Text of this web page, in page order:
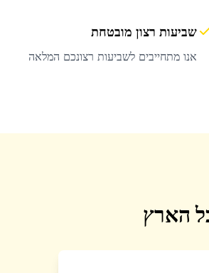
שביעות רצון מובטחת
אנו מתחייבים לשביעות רצונכם המלאה
הארץ